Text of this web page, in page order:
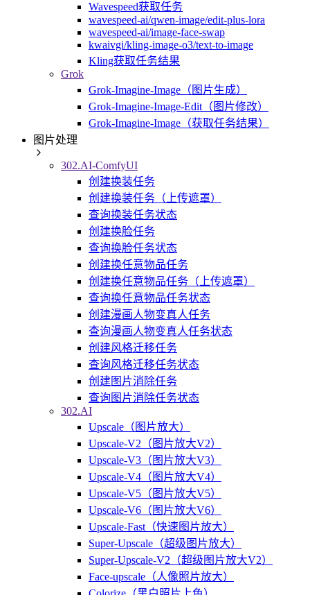
Wavespeed获取任务
wavespeed-ai/qwen-image/edit-plus-lora
wavespeed-ai/image-face-swap
kwaivgi/kling-image-o3/text-to-image
Kling获取任务结果
Grok
Grok-Imagine-Image（图片生成）
Grok-Imagine-Image-Edit（图片修改）
Grok-Imagine-Image（获取任务结果）
图片处理
302.AI-ComfyUI
创建换装任务
创建换装任务（上传遮罩）
查询换装任务状态
创建换脸任务
查询换脸任务状态
创建换任意物品任务
创建换任意物品任务（上传遮罩）
查询换任意物品任务状态
创建漫画人物变真人任务
查询漫画人物变真人任务状态
创建风格迁移任务
查询风格迁移任务状态
创建图片消除任务
查询图片消除任务状态
302.AI
Upscale（图片放大）
Upscale-V2（图片放大V2）
Upscale-V3（图片放大V3）
Upscale-V4（图片放大V4）
Upscale-V5（图片放大V5）
Upscale-V6（图片放大V6）
Upscale-Fast（快速图片放大）
Super-Upscale（超级图片放大）
Super-Upscale-V2（超级图片放大V2）
Face-upscale（人像照片放大）